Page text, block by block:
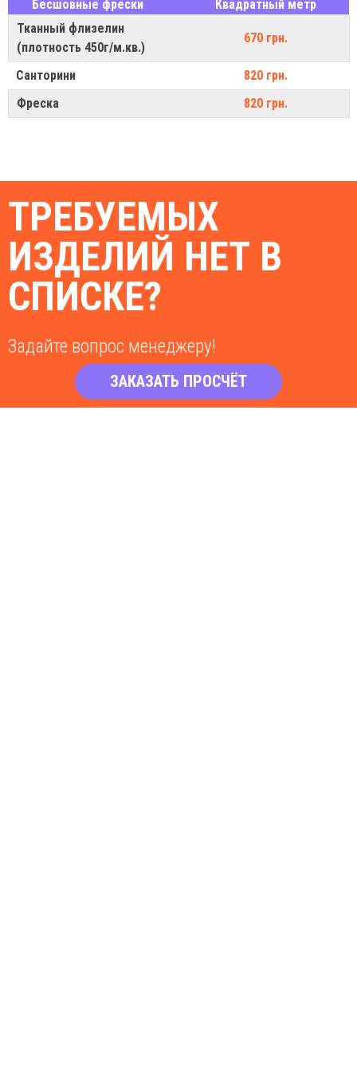
Бесшовные фрески
Квадратный метр
Тканный флизелин
(плотность 450г/м.кв.)
670 грн.
Санторини
820 грн.
Фреска
820 грн.
ТРЕБУЕМЫХ
ИЗДЕЛИЙ НЕТ В
СПИСКЕ?
Задайте вопрос менеджеру!
ЗАКАЗАТЬ ПРОСЧЁТ